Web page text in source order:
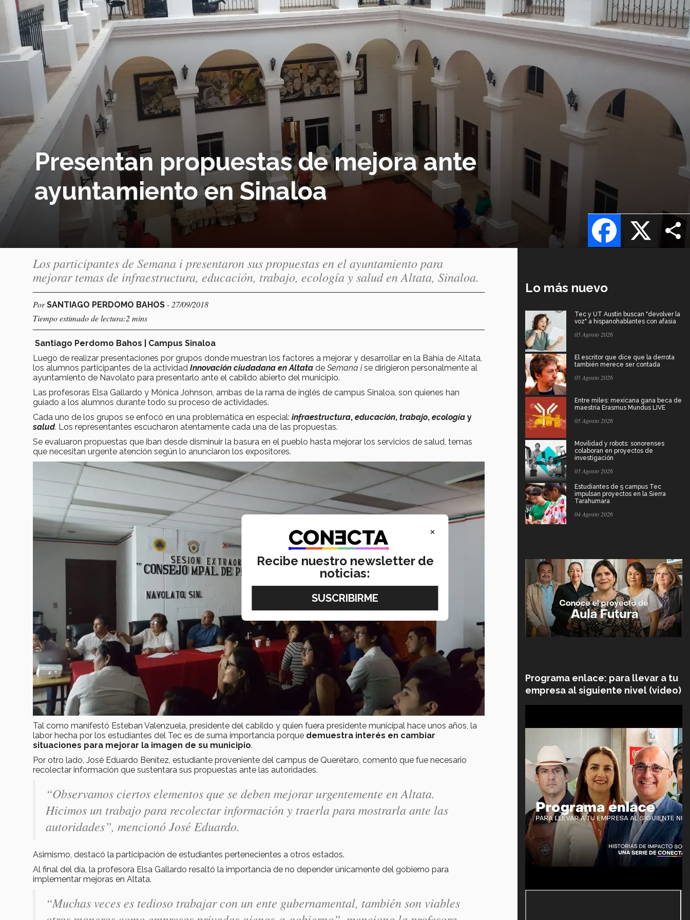
Presentan propuestas de mejora ante
ayuntamiento en Sinaloa
X
Facebook
Los participantes de Semana i presentaron sus propuestas en el ayuntamiento para
mejorar temas de infraestructura, educación, trabajo, ecología y salud en Altata, Sinaloa.
PorSANTIAGO PERDOMO BAHOS - 27/09/2018
Tiempo estimado de lectura:2 mins
Santiago Perdomo Bahos | Campus Sinaloa
Luego de realizar presentaciones por grupos donde muestran los factores a mejorar y desarrollar en la Bahía de Altata,
los alumnos participantes de la actividad Innovación ciudadana en Altata de Semana ise dirigieron personalmente al
ayuntamiento de Navolato para presentarlo ante el cabildo abierto del municipio.
Las profesoras Elsa Gallardo y Mónica Johnson, ambas de la rama de inglés de campus Sinaloa, son quienes han
guiado a los alumnos durante todo su proceso de actividades.
Cada uno de los grupos se enfocó en una problemática en especial: infraestructura, educación, trabajo, ecología y
salud. Los representantes escucharon atentamente cada una de las propuestas.
Se evaluaron propuestas que iban desde disminuir la basura en el pueblo hasta mejorar los servicios de salud, temas
que necesitan urgente atención según lo anunciaron los expositores.
Tal como manifestó Esteban Valenzuela, presidente del cabildo y quien fuera presidente municipal hace unos años, la
labor hecha por los estudiantes del Tec es de suma importancia porque demuestra interés en cambiar
situaciones para mejorar la imagen de su municipio.
Por otro lado, José Eduardo Benítez, estudiante proveniente del campus de Querétaro, comentó que fue necesario
recolectar información que sustentara sus propuestas ante las autoridades.
“Observamos ciertos elementos que se deben mejorar urgentemente en Altata.
Hicimos un trabajo para recolectar información y traerla para mostrarla ante las
autoridades”, mencionó José Eduardo.
Asimismo, destacó la participación de estudiantes pertenecientes a otros estados.
Al final del día, la profesora Elsa Gallardo resaltó la importancia de no depender únicamente del gobierno para
implementar mejoras en Altata.
“Muchas veces es tedioso trabajar con un ente gubernamental, también son viables
Lo más nuevo
Tec y UT Austin buscan "devolver la
voz" a hispanohablantes con afasia
05 Agosto 2026
El escritor que dice que la derrota
también merece ser contada
05 Agosto 2026
Entre miles: mexicana gana beca de
maestría Erasmus Mundus LIVE
05 Agosto 2026
Movilidad y robots: sonorenses
colaboran en proyectos de
investigación
05 Agosto 2026
Estudiantes de 5 campus Tec
impulsan proyectos en la Sierra
Tarahumara
04 Agosto 2026
Programa enlace: para llevar a tu
empresa al siguiente nivel (video)
×
Recibe nuestro newsletter de
noticias: